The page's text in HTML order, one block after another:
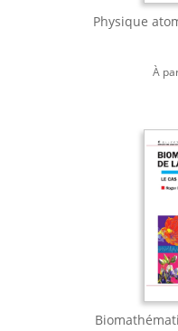
Physique
À